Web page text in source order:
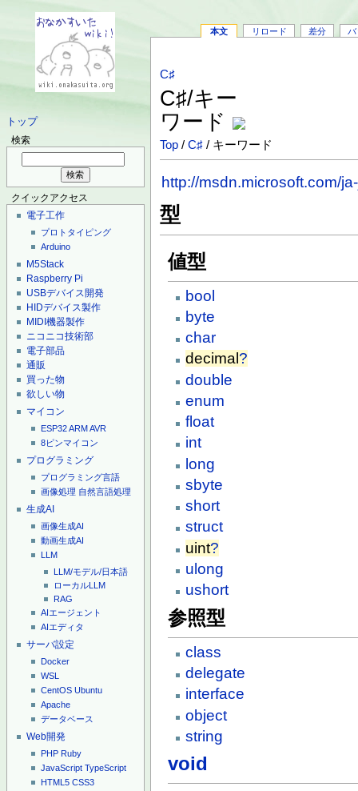
トップ
検索
クイックアクセス
電子工作
プロトタイピング
Arduino
M5Stack
Raspberry Pi
USBデバイス開発
HIDデバイス製作
MIDI機器製作
ニコニコ技術部
電子部品
通販
買った物
欲しい物
マイコン
ESP32ARMAVR
8ピンマイコン
プログラミング
プログラミング言語
画像処理 自然言語処理
生成AI
画像生成AI
動画生成AI
LLM
LLM/モデル/日本語
ローカルLLM
RAG
AIエージェント
AIエディタ
サーバ設定
Docker
WSL
CentOS Ubuntu
Apache
データベース
Web開発
PHP Ruby
JavaScript TypeScript
HTML5 CSS3
本文 リロード 差分 バ
C♯
C♯/キー
ワード
Top /C♯ / キーワード
http://msdn.microsoft.com/
型
値型
bool
byte
char
decimal ?
double
enum
float
int
long
sbyte
short
struct
uint?
ulong
ushort
参照型
class
delegate
interface
object
string
void